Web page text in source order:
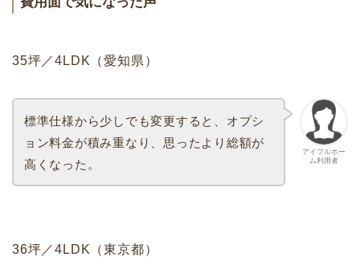
35坪／4LDK（愛知県）
アイフルホー
ム利用者
標準仕様から少しでも変更すると、オプシ
ョン料金が積み重なり、思ったより総額が
高くなった。
36坪／4LDK（東京都）